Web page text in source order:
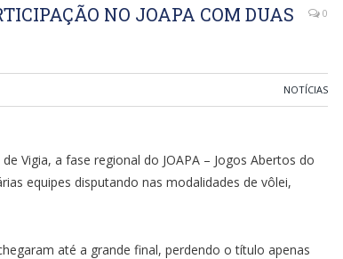
NO JOAPA COM DUAS
0
NOTÍCIAS
Vigia, a fase regional do JOAPA – Jogos Abertos do
equipes disputando nas modalidades de vôlei,
até a grande final, perdendo o título apenas